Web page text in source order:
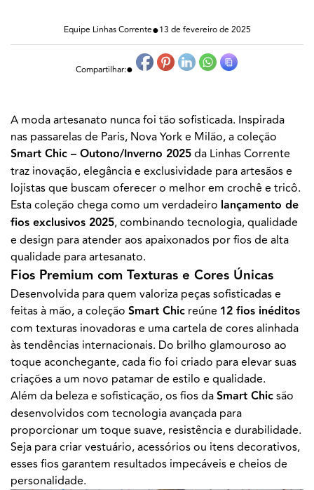
Equipe Linhas Corrente●13 de fevereiro de 2025
Compartilhar:●
A moda artesanato nunca foi tão sofisticada. Inspirada
nas passarelas de Paris, Nova York e Milão, a coleção
Smart Chic – Outono/Inverno 2025da Linhas Corrente
traz inovação, elegância e exclusividade para artesãos e
lojistas que buscam oferecer o melhor em crochê e tricô.
Esta coleção chega como um verdadeiro lançamento de
fios exclusivos 2025, combinando tecnologia, qualidade
e design para atender aos apaixonados por fios de alta
qualidade para artesanato.
Fios Premium com Texturas e Cores Únicas
Desenvolvida para quem valoriza peças sofisticadas e
feitas à mão, a coleção Smart Chic reúne 12 fios inéditos
com texturas inovadoras e uma cartela de cores alinhada
às tendências internacionais. Do brilho glamouroso ao
toque aconchegante, cada fio foi criado para elevar suas
criações a um novo patamar de estilo e qualidade.
Além da beleza e sofisticação, os fios daSmart Chicsão
desenvolvidos com tecnologia avançada para
proporcionar um toque suave, resistência e durabilidade.
Seja para criar vestuário, acessórios ou itens decorativos,
esses fios garantem resultados impecáveis e cheios de
personalidade.